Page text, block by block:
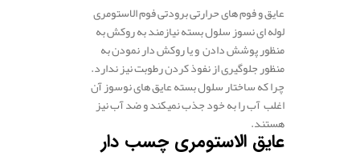
عایق و فوم های حرارتی برودتی فوم الاستومری
لوله ای نسوز سلول بسته نیازمند به روکش به
منظور پوشش دادن و یا روکش دار نمودن به
منظور جلوگیری از نفوذ کردن رطوبت نیز ندارد.
چرا که ساختار سلول بسته عایق های نوسوز آن
اغلب آب را به خود جذب نمیکند و ضد آب نیز
هستند.
عایق الاستومری چسب دار